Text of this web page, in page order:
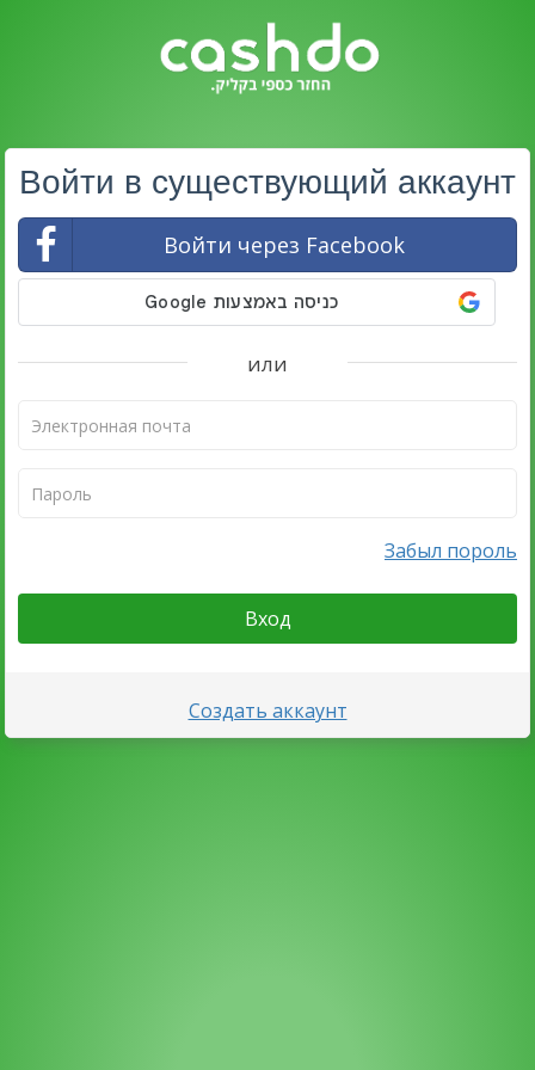
Войти в существующий аккаунт
Войти через Facebook
или
Забыл пороль
Вход
Создать аккаунт